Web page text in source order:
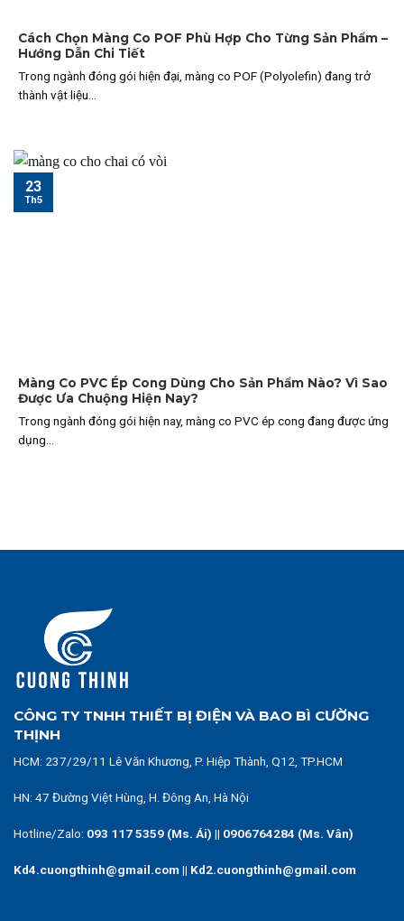
Cách Chọn Màng Co POF Phù Hợp Cho Từng Sản Phẩm –
Hướng Dẫn Chi Tiết
Trong ngành đóng gói hiện đại, màng co POF (Polyolefin) đang trở
thành vật liệu...
Màng Co PVC Ép Cong Dùng Cho Sản Phẩm Nào? Vì Sao
Được Ưa Chuộng Hiện Nay?
Trong ngành đóng gói hiện nay, màng co PVC ép cong đang được ứng
dụng...
23
Th5
CÔNG TY TNHH THIẾT BỊ ĐIỆN VÀ BAO BÌ CƯỜNG
THỊNH
HCM: 237/29/11 Lê Văn Khương, P. Hiệp Thành, Q12, TP.HCM
HN: 47 Đường Việt Hùng, H. Đông An, Hà Nội
Hotline/Zalo: 093 117 5359 (Ms. Ái) || 0906764284 (Ms. Vân)
Kd4.cuongthinh@gmail.com || Kd2.cuongthinh@gmail.com